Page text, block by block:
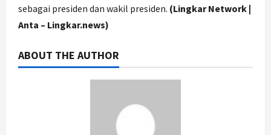
sebagai presiden dan wakil presiden. (Lingkar Network |
Anta – Lingkar.news)
ABOUT THE AUTHOR